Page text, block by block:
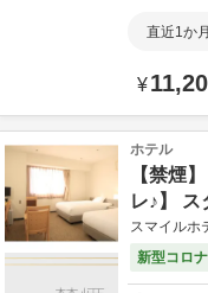
直近1か
¥
ホテル
【禁煙
レ♪】
スマイルホ
新型コロ